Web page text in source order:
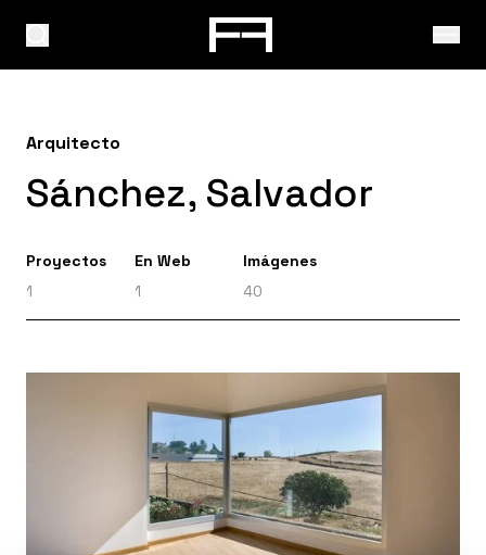
Arquitecto
Sánchez, Salvador
Proyectos
1
En Web
1
Imágenes
40